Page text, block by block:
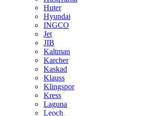
Huter
Hyundai
INGCO
Jet
JIB
Kaltman
Karcher
Kaskad
Klauss
Klingspor
Kress
Laguna
Leoch